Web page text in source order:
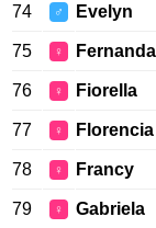
74 ♂ Evelyn
75 ♀ Fernanda
76 ♀ Fiorella
77 ♀ Florencia
78 ♀ Francy
79 ♀ Gabriela